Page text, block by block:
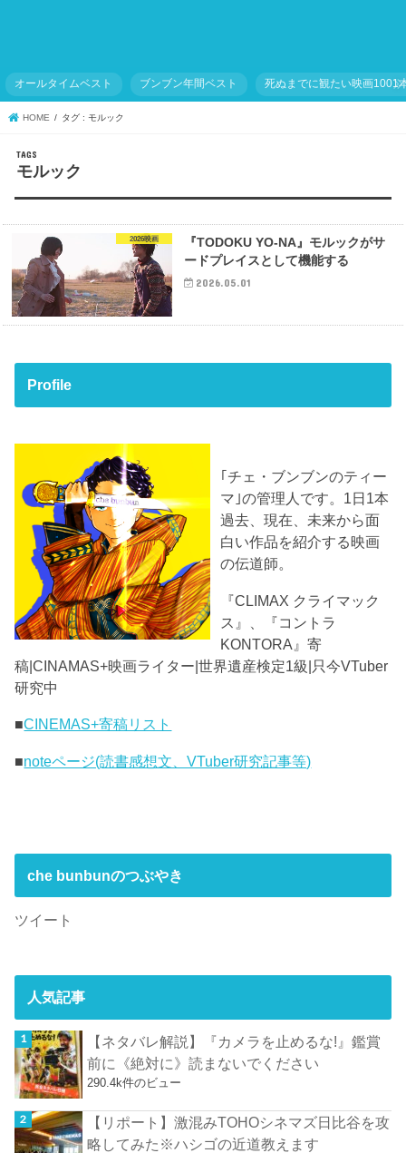
オールタイムベスト ブンブン年間ベスト 死ぬまでに観たい映画1001
HOME タグ : モルック
モルック
2026映画
『TODOKU YO-NA』モルックがサ
ードプレイスとして機能する
2026.05.01
Profile
｢チェ・ブンブンのティー
マ｣の管理人です。1日1本
過去、現在、未来から面
白い作品を紹介する映画
の伝道師。
『CLIMAX クライマック
ス』、『コントラ
KONTORA』寄
稿|CINAMAS+映画ライター|世界遺産検定1級|只今VTuber
研究中
■CINEMAS+寄稿リスト
■noteページ(読書感想文、VTuber研究記事等)
che bunbunのつぶやき
ツイート
人気記事
【ネタバレ解説】『カメラを止めるな!』鑑賞
前に《絶対に》読まないでください
290.4k件のビュー
【リポート】激混みTOHOシネマズ日比谷を攻
略してみた※ハシゴの近道教えます